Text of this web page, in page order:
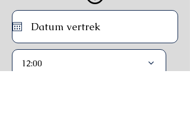
12:00